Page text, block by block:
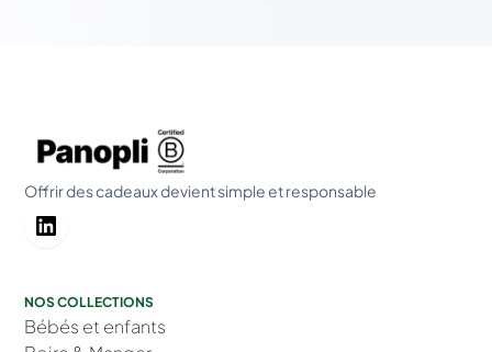
Offrir des cadeaux devient simple et responsable
NOS COLLECTIONS
Bébés et enfants